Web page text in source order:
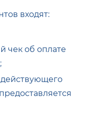
входят:
чек об оплате